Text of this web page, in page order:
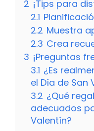
2 ¡Tips para
2.1
2.2 Muestra
2.3 Crea
3 ¡Preguntas
3.1 ¿Es
el Día de San
3.2 ¿Qué
adecuados
Valentín?